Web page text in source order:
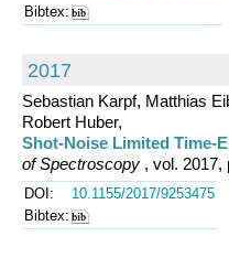
Bibtex:
2017
Sebastian Karpf, Matthias
Robert Huber,
Shot-Noise Limited Time-
of Spectroscopy , vol. 2017,
DOI:
10.1155/2017/9253475
Bibtex: